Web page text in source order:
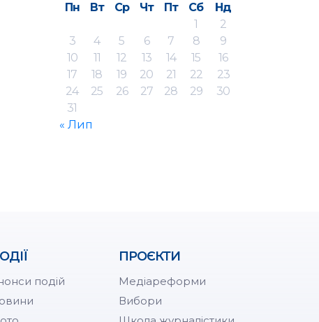
Пн
Вт Ср Чт Пт Сб
Нд
1
2
3
4 5 6 7 8
9
10
11 12 13 14 15
16
17
18 19 20 21 22
23
24
25 26 27 28 29
30
31
« Лип
подій
ПРОЄКТИ
Медіареформи
Вибори